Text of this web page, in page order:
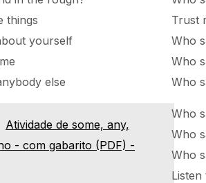
things
yourself
else
Atividade de some, any,
- com gabarito (PDF) -
Trust
Who
Who
Who
Who
Who
Who